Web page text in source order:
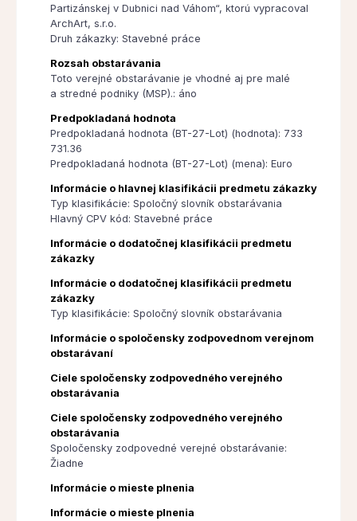
Partizánskej v Dubnici nad Váhom“, ktorú vypracoval
ArchArt, s.r.o.
Druh zákazky: Stavebné práce
Rozsah obstarávania
Toto verejné obstarávanie je vhodné aj pre malé
a stredné podniky (MSP).: áno
Predpokladaná hodnota
Predpokladaná hodnota (BT-27-Lot) (hodnota): 733
731.36
Predpokladaná hodnota (BT-27-Lot) (mena): Euro
Informácie o hlavnej klasifikácii predmetu zákazky
Typ klasifikácie: Spoločný slovník obstarávania
Hlavný CPV kód: Stavebné práce
Informácie o dodatočnej klasifikácii predmetu
zákazky
Informácie o dodatočnej klasifikácii predmetu
zákazky
Typ klasifikácie: Spoločný slovník obstarávania
Informácie o spoločensky zodpovednom verejnom
obstarávaní
Ciele spoločensky zodpovedného verejného
obstarávania
Ciele spoločensky zodpovedného verejného
obstarávania
Spoločensky zodpovedné verejné obstarávanie:
Žiadne
Informácie o mieste plnenia
Informácie o mieste plnenia